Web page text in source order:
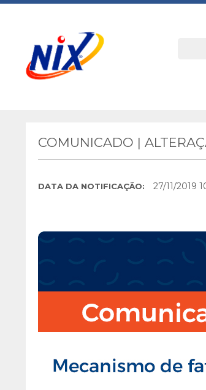
COMUNICADO |
DATA DA NOTIFICAÇÃO: 27/11/2019